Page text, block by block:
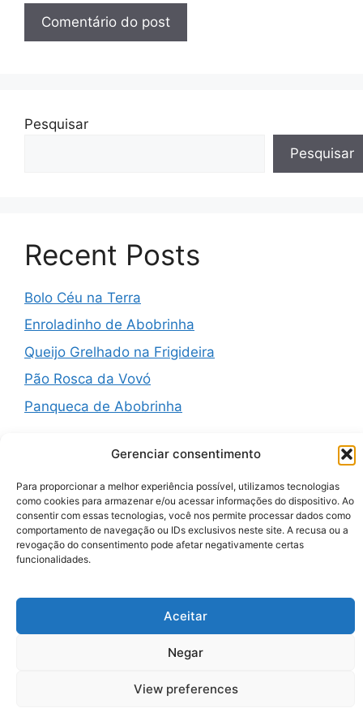
Gerenciar consentimento
Para proporcionar a melhor experiência possível, utilizamos tecnologias
como cookies para armazenar e/ou acessar informações do dispositivo. Ao
consentir com essas tecnologias, você nos permite processar dados como
comportamento de navegação ou IDs exclusivos neste site. A recusa ou a
revogação do consentimento pode afetar negativamente certas
funcionalidades.
Aceitar
Negar
View preferences
Pesquisar
Pesquisar
Recent Posts
Bolo Céu na Terra
Enroladinho de Abobrinha
Queijo Grelhado na Frigideira
Pão Rosca da Vovó
Panqueca de Abobrinha
Recent Comments
A WordPress CommenteremHello world!
© 2026 Zenauraf Receitas• Built with